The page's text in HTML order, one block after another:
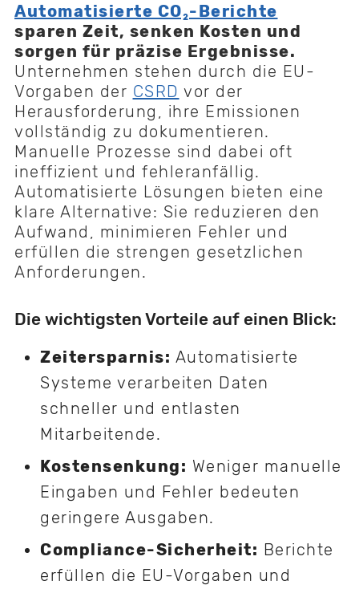
Automatisierte CO₂-Berichte
sparen Zeit, senken Kosten und
sorgen für präzise Ergebnisse.
Unternehmen stehen durch die EU-
Vorgaben der CSRD vor der
Herausforderung, ihre Emissionen
vollständig zu dokumentieren.
Manuelle Prozesse sind dabei oft
ineffizient und fehleranfällig.
Automatisierte Lösungen bieten eine
klare Alternative: Sie reduzieren den
Aufwand, minimieren Fehler und
erfüllen die strengen gesetzlichen
Anforderungen.
Die wichtigsten Vorteile auf einen Blick:
Zeitersparnis: Automatisierte
Systeme verarbeiten Daten
schneller und entlasten
Mitarbeitende.
Kostensenkung: Weniger manuelle
Eingaben und Fehler bedeuten
geringere Ausgaben.
Compliance-Sicherheit: Berichte
erfüllen die EU-Vorgaben und